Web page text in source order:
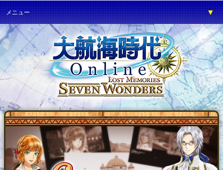
メニュー ▼
ゲーム紹介 ▼
プレイガイド ▼
サービス ▼
イベント ▼
開発の部屋 ▼
サポート ▼
ファンワールド ▼
ネットカフェ